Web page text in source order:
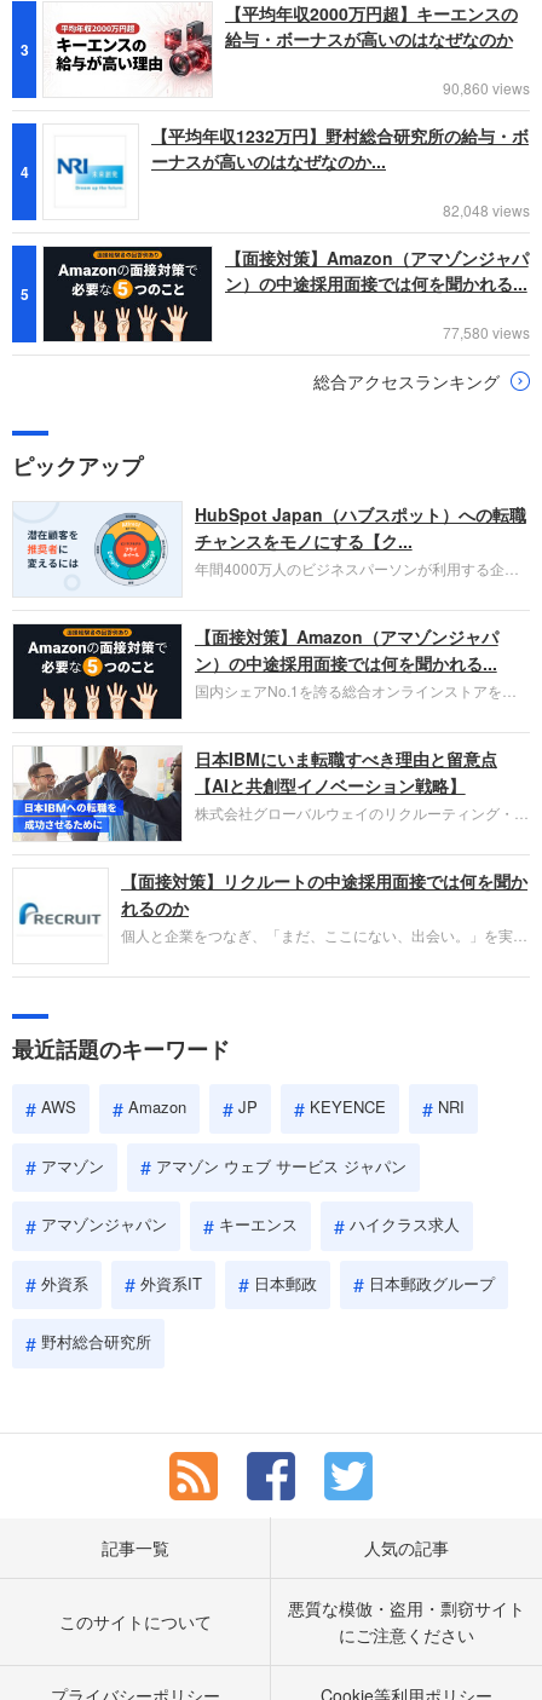
3
【平均年収2000万円超】キーエンスの
給与・ボーナスが高いのはなぜなのか
90,860 views
4
【平均年収1232万円】野村総合研究所の給与・ボ
ーナスが高いのはなぜなのか...
82,048 views
5
【面接対策】Amazon（アマゾンジャパ
ン）の中途採用面接では何を聞かれる...
77,580 views
総合アクセスランキング
ピックアップ
HubSpot Japan（ハブスポット）への転職
チャンスをモノにする【ク...
年間4000万人のビジネスパーソンが利用する企業
お勧めするイチオシ企業をご紹介します。今回はク
ラウド型CRMプラットフォームを提供する
HubSpot Japan（ハブスポット・ジャパン）株式会
社です。採用面接対策の企業研究にご活用くださ
い。
【面接対策】Amazon（アマゾンジャパ
ン）の中途採用面接では何を聞かれる...
国内シェアNo.1を誇る総合オンラインストアを運
圧倒的な存在感を持つAmazon。中途採用面接では
過去の具体的な業務成果やリーダーシップの発揮、
失敗からの学びが重視され、人間性やカルチャーフ
ィットも評価対象となり、長期的に成長できる仲間
であるかを多角的に審査されます。
日本IBMにいま転職すべき理由と留意点
【AIと共創型イノベーション戦略】
株式会社グローバルウェイのリクルーティング・パ
パーソンが利用する企業口コミサイト「キャリコ
ネ」の転職エージェントがお勧めするイチオシ企業
IBMです。採用面接対策の企業研究にご活用くださ
い。
【面接対策】リクルートの中途採用面接では何を聞か
れるのか
個人と企業をつなぎ、「まだ、ここにない、出会い。」を実現
やこれまでの成果を具体的に問われるほか、「人間性」も評価
しょう。
最近話題のキーワード
AWS Amazon JP KEYENCE NRI
アマゾン アマゾン ウェブ サービス ジャパン
アマゾンジャパン キーエンス ハイクラス求人
外資系 外資系IT 日本郵政 日本郵政グループ
野村総合研究所
記事一覧 人気の記事
このサイトについて
悪質な模倣・盗用・剽窃サイト
にご注意ください
プライバシーポリシー Cookie等利用ポリシー